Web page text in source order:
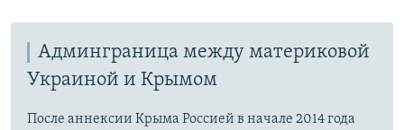
Админграница между материковой
Украиной и Крымом
После аннексии Крыма Россией в начале 2014 года